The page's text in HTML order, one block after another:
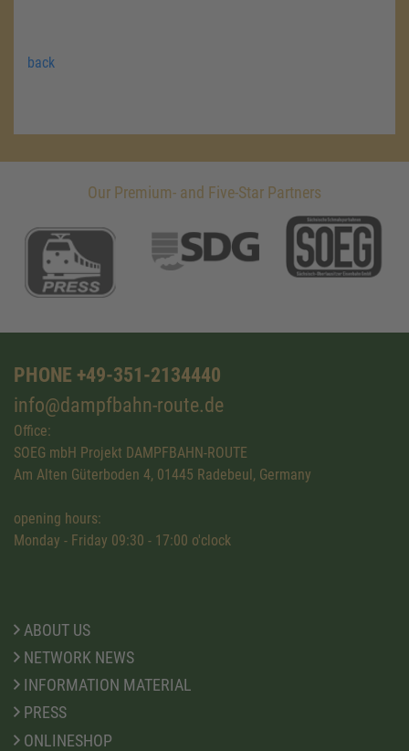
back
Our Premium- and Five-Star Partners
PHONE +49-351-2134440
info@dampfbahn-route.de
Office:
SOEG mbH Projekt DAMPFBAHN-ROUTE
Am Alten Güterboden 4, 01445 Radebeul, Germany
opening hours:
Monday - Friday 09:30 - 17:00 o'clock
ABOUT US
NETWORK NEWS
INFORMATION MATERIAL
PRESS
ONLINESHOP